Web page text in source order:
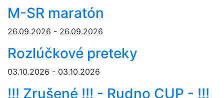
M-SR maratón
26.09.2026 - 26.09.2026
Rozlúčkové preteky
03.10.2026 - 03.10.2026
!!! Zrušené !!! - Rudno CUP - !!!